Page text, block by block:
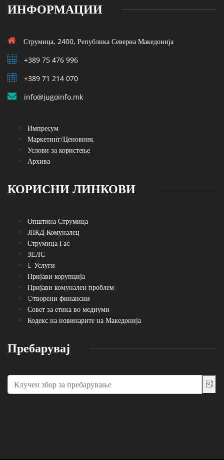
ИНФОРМАЦИИ
Струмица, 2400, Република Северна Македонија
+389 75 476 996
+389 71 214 070
info@jugoinfo.mk
Импресум
Маркетинг/Ценовник
Услови за користење
Архива
КОРИСНИ ЛИНКОВИ
Општина Струмица
ЈПКД Комуналец
Струмица Гас
ЗЕЛС
E-Услуги
Пријави корупција
Пријави комунален проблем
Oтворени финансии
Совет за етика во медиуми
Кодекс на новинарите на Македонија
Пребарувај